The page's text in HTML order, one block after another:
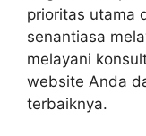
prioritas utama
senantiasa
melayani
website Anda
terbaiknya.